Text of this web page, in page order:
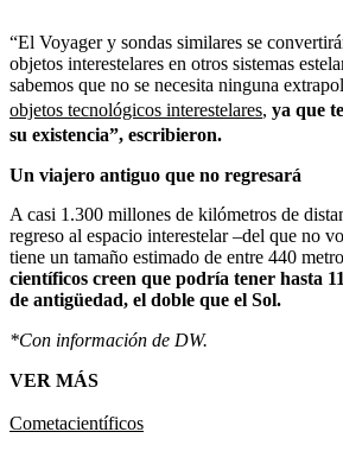
“El Voyager y sondas similares se
objetos interestelares en otros sistemas
sabemos que no se necesita ninguna
objetos tecnológicos interestelares, ya que
su existencia”, escribieron.
Un viajero antiguo que no regresará
A casi 1.300 millones de kilómetros de
regreso al espacio interestelar –del que no
tiene un tamaño estimado de entre 440
científicos creen que podría tener hasta
de antigüedad, el doble que el Sol.
*Con información de DW.
VER MÁS
Cometacientíficos